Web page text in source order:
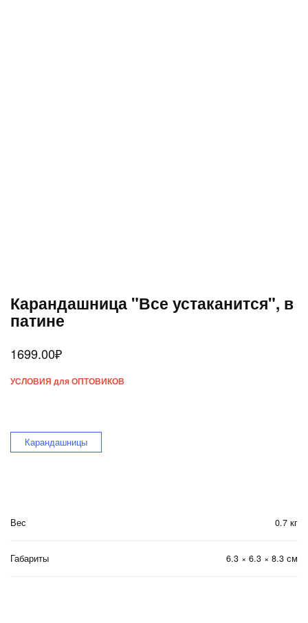
Карандашница "Все устаканится", в
патине
1699.00₽
УСЛОВИЯ для ОПТОВИКОВ
Карандашницы
Вес 0.7 кг
Габариты 6.3 × 6.3 × 8.3 см